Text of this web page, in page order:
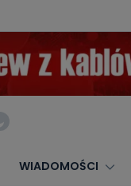
WIADOMOŚCI